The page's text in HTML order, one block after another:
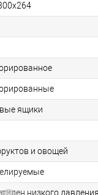
ящики
и овощей
низкого давления